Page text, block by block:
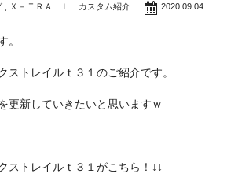
2020.09.04
Ｘ－ＴＲＡＩＬ カスタム紹介
。
ストレイルｔ３１のご紹介です。
更新していきたいと思いますｗ
ストレイルｔ３１がこちら！↓↓